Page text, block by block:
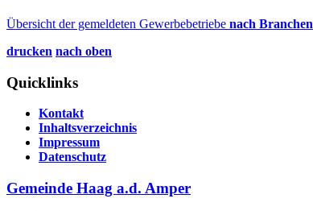
Übersicht der gemeldeten Gewerbebetriebe nach Branchen
drucken nach oben
Quicklinks
Kontakt
Inhaltsverzeichnis
Impressum
Datenschutz
Gemeinde Haag a.d. Amper